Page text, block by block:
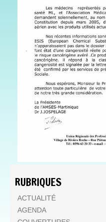
RUBRIQUES
ACTUALITÉ
AGENDA